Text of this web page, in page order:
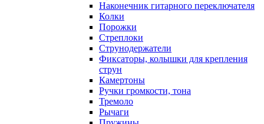
Наконечник гитарного переключателя
Колки
Порожки
Стреплоки
Струнодержатели
Фиксаторы, колышки для крепления
струн
Камертоны
Ручки громкости, тона
Тремоло
Рычаги